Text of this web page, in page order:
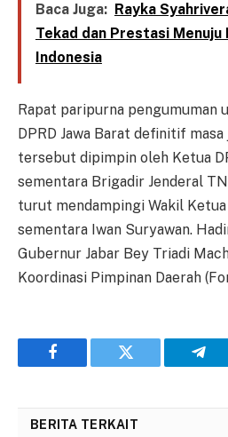
Baca Juga: Rayka
Tekad dan Prestasi
Indonesia
Rapat paripurna pengumuman
DPRD Jawa Barat definitif
tersebut dipimpin oleh Ketua
sementara Brigadir Jenderal
turut mendampingi Wakil Ketua
sementara Iwan Suryawan.
Gubernur Jabar Bey Triadi
Koordinasi Pimpinan Daerah
Facebook Twitter
BERITA TERKAIT